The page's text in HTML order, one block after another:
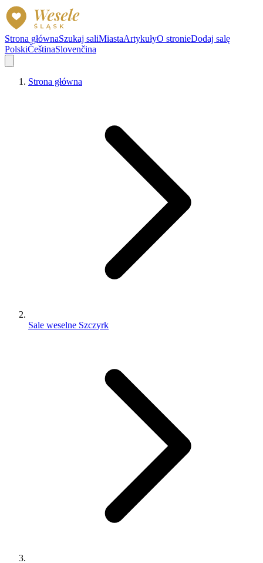
Strona głównaSzukaj saliMiastaArtykułyO stronieDodaj salę
PolskiČeštinaSlovenčina
Strona główna
Sale weselne Szczyrk